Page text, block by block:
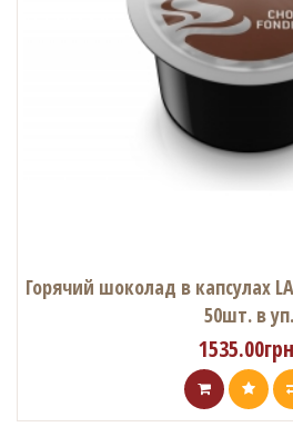
Горячий шоколад в капсулах
50шт. в уп.